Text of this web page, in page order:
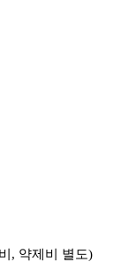
, 약제비 별도)